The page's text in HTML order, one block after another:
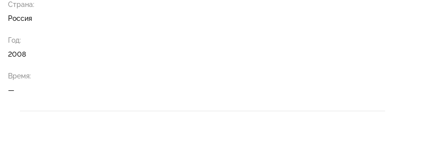
Страна:
Россия
Год:
2008
Время:
—